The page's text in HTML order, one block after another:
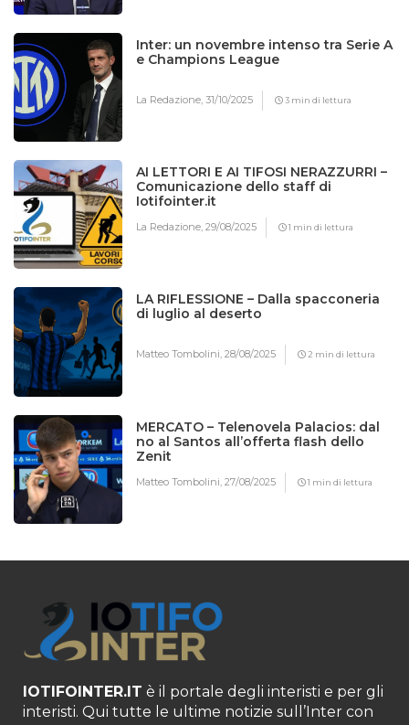
Inter: un novembre intenso tra Serie A
e Champions League
La Redazione,31/10/2025 3 min di lettura
AI LETTORI E AI TIFOSI NERAZZURRI –
Comunicazione dello staff di
Iotifointer.it
La Redazione,29/08/2025 1 min di lettura
LA RIFLESSIONE – Dalla spacconeria
di luglio al deserto
Matteo Tombolini,28/08/2025 2 min di lettura
MERCATO – Telenovela Palacios: dal
no al Santos all’offerta flash dello
Zenit
Matteo Tombolini,27/08/2025 1 min di lettura
IOTIFOINTER.IT è il portale degli interisti e per gli
interisti. Qui tutte le ultime notizie sull’Inter con